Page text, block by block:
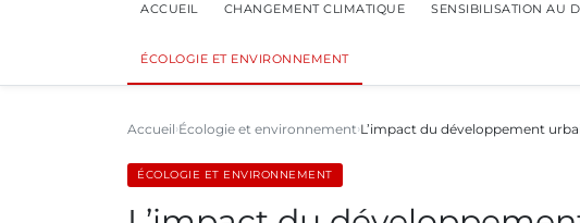
ACCUEIL CHANGEMENT CLIMATIQUE SENSIBILISATION AU
ÉCOLOGIE ET ENVIRONNEMENT
Accueil Écologie et environnement L’impact du développement
ÉCOLOGIE ET ENVIRONNEMENT